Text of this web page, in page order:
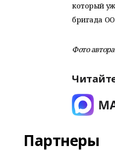
который
бригада
Фото автора
Партнеры